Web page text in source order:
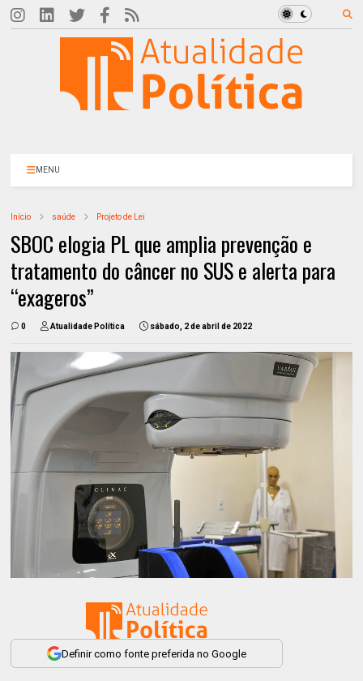
MENU
Início saúde Projeto de Lei
SBOC elogia PL que amplia prevenção e
tratamento do câncer no SUS e alerta para
“exageros”
0 Atualidade Política sábado, 2 de abril de 2022
Definir como fonte preferida no Google